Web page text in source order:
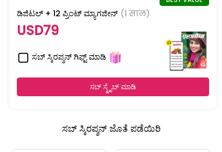
ಡಿಜಿಟಲ್ + 12 ಪ್ರಿಂಟ್ ಮ್ಯಾಗಜೀನ್ (1 साल)
USD79
ಸಬ್ ಸ್ಕಿರಪ್ಶನ್ ಗಿಫ್ಟ್ ಮಾಡಿ
ಸಬ್ ಸ್ಕ್ರೈಬ್ ಮಾಡಿ
ಸಬ್ ಸ್ಕಿರಪ್ಶನ್ ಜೊತೆ ಪಡೆಯಿರಿ